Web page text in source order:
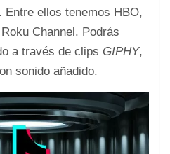
Entre ellos tenemos HBO,
Channel. Podrás
a través de clips GIPHY,
sonido añadido.